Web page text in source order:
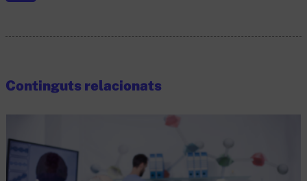
Continguts relacionats